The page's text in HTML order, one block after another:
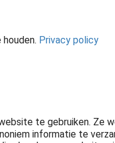
Privacy policy
te gebruiken.
informatie te